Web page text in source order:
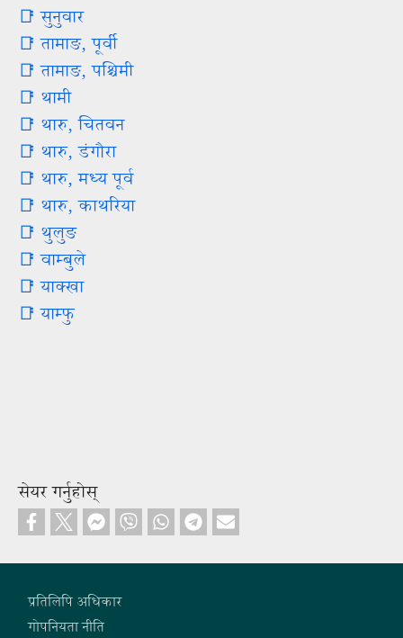
📑 सुनुवार
📑 तामाङ, पूर्वी
📑 तामाङ, पश्चिमी
📑 थामी
📑 थारु, चितवन
📑 थारु, डंगौरा
📑 थारु, मध्य पूर्व
📑 थारु, काथरिया
📑 थुलुङ
📑 वाम्बुले
📑 याक्खा
📑 याम्फु
सेयर गर्नुहोस्
Footer
प्रतिलिपि अधिकार
गोपनियता नीति